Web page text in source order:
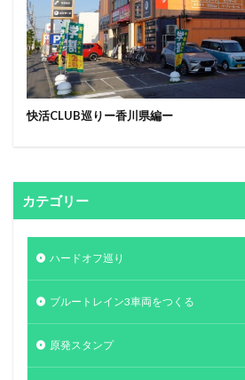
快活CLUB巡りー香川県編ー
カテゴリー
ハードオフ巡り
ブルートレイン3車両をつくる
原発スタンプ